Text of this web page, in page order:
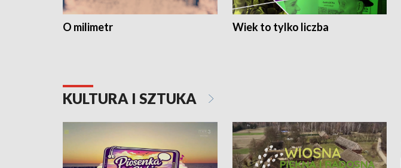
O milimetr Wiek to tylko liczba
KULTURA I SZTUKA